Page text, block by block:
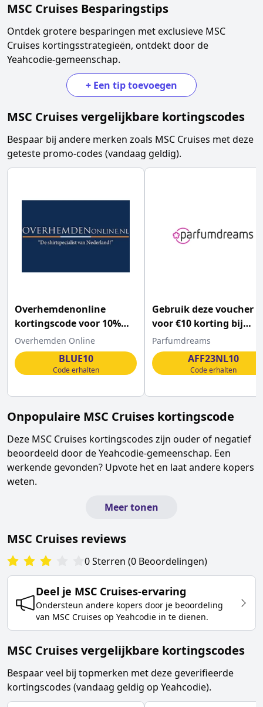
MSC Cruises Besparingstips
Ontdek grotere besparingen met exclusieve MSC
Cruises kortingsstrategieën, ontdekt door de
Yeahcodie-gemeenschap.
+ Een tip toevoegen
MSC Cruisesvergelijkbare kortingscodes
Bespaar bij andere merken zoals MSC Cruises met deze
geteste promo-codes (vandaag geldig).
Overhemdenonline
kortingscode voor 10%
korting op ALLES
Overhemden Online
BLUE10
Code erhalten
Gebruik deze voucher
voor €10 korting bij
Parfumdreams
Parfumdreams
AFF23NL10
Code erhalten
Onpopulaire MSC Cruises kortingscode
Deze MSC Cruises kortingscodes zijn ouder of negatief
beoordeeld door de Yeahcodie-gemeenschap. Een
werkende gevonden? Upvote het en laat andere kopers
weten.
Meer tonen
MSC Cruises reviews
0Sterren (0 Beoordelingen)
Deel je MSC Cruises-ervaring
Ondersteun andere kopers door je beoordeling
van MSC Cruises op Yeahcodie in te dienen.
MSC Cruises vergelijkbare kortingscodes
Bespaar veel bij topmerken met deze geverifieerde
kortingscodes (vandaag geldig op Yeahcodie).